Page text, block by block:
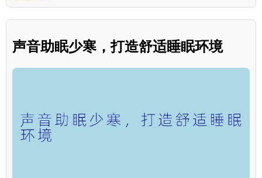
声音助眠少寒，打造舒适睡眠环境